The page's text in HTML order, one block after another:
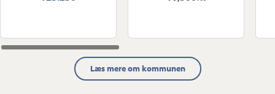
Læs mere om kommunen